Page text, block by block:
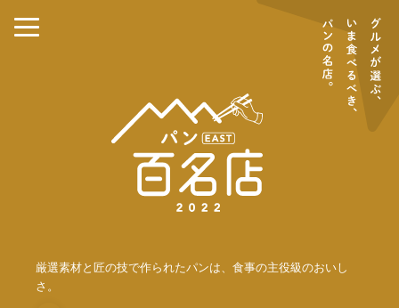
厳選素材と匠の技で作られたパンは、食事の主役級のおいし
さ。